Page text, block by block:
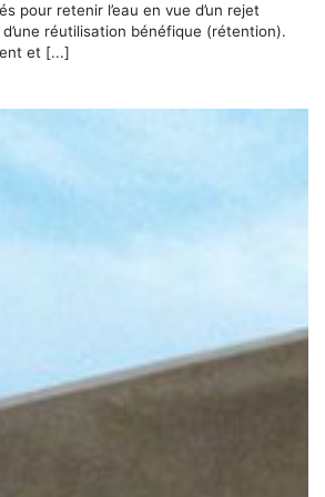
pour retenir l’eau en vue d’un rejet
réutilisation bénéfique (rétention).
et [...]